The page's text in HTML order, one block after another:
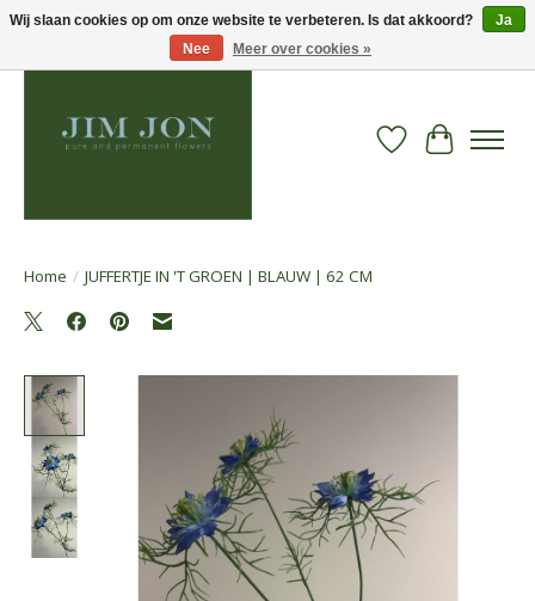
Verlanglijst
Home / JUFFERTJE IN 'T GROEN | BLAUW | 62 CM
Wij slaan cookies op om onze website te verbeteren. Is dat akkoord?
Ja
Nee
Meer over cookies »